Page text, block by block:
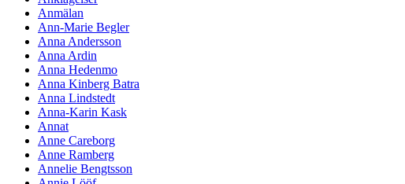
Anmälan
Ann-Marie Begler
Anna Andersson
Anna Ardin
Anna Hedenmo
Anna Kinberg Batra
Anna Lindstedt
Anna-Karin Kask
Annat
Anne Careborg
Anne Ramberg
Annelie Bengtsson